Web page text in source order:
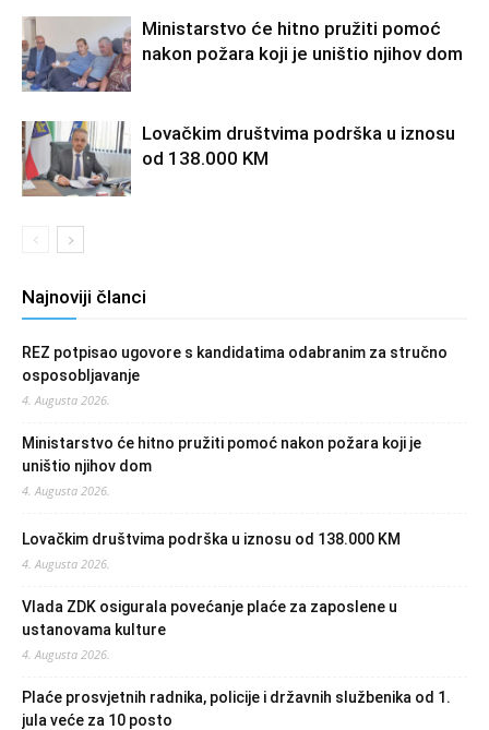
Ministarstvo će hitno pružiti pomoć
nakon požara koji je uništio njihov dom
Lovačkim društvima podrška u iznosu
od 138.000 KM
Najnoviji članci
REZ potpisao ugovore s kandidatima odabranim za stručno
osposobljavanje
4. Augusta 2026.
Ministarstvo će hitno pružiti pomoć nakon požara koji je
uništio njihov dom
4. Augusta 2026.
Lovačkim društvima podrška u iznosu od 138.000 KM
4. Augusta 2026.
Vlada ZDK osigurala povećanje plaće za zaposlene u
ustanovama kulture
4. Augusta 2026.
Plaće prosvjetnih radnika, policije i državnih službenika od 1.
jula veće za 10 posto